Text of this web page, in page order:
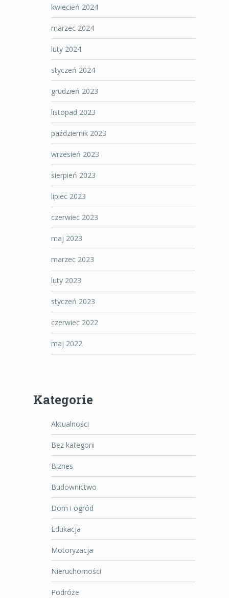
kwiecień 2024
marzec 2024
luty 2024
styczeń 2024
grudzień 2023
listopad 2023
październik 2023
wrzesień 2023
sierpień 2023
lipiec 2023
czerwiec 2023
maj 2023
marzec 2023
luty 2023
styczeń 2023
czerwiec 2022
maj 2022
Kategorie
Aktualności
Bez kategorii
Biznes
Budownictwo
Dom i ogród
Edukacja
Motoryzacja
Nieruchomości
Podróże